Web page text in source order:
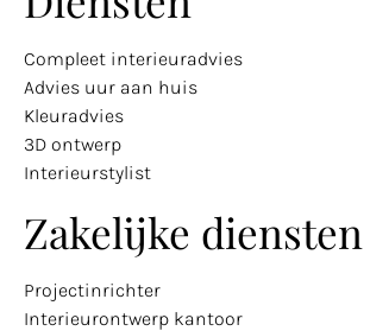
Compleet interieuradvies
Advies uur aan huis
Kleuradvies
3D ontwerp
Interieurstylist
Zakelijke diensten
Projectinrichter
Interieurontwerp kantoor